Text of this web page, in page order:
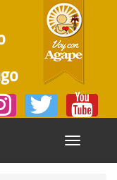
Mostrar